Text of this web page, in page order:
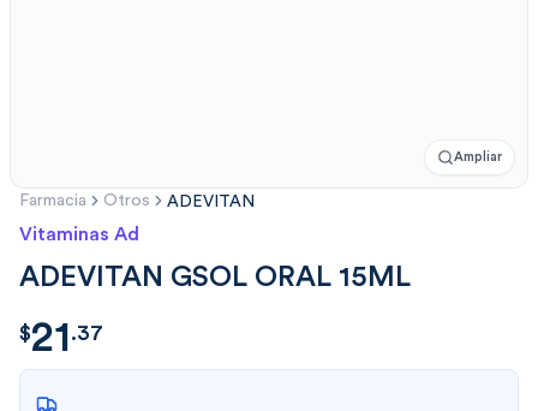
Ampliar
Farmacia Otros ADEVITAN
Vitaminas Ad
ADEVITAN GSOL ORAL 15ML
$21.37
$21.37